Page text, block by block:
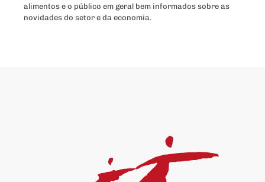
alimentos e o público em geral bem informados sobre as
novidades do setor e da economia.